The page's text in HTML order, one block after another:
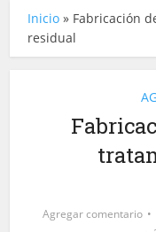
Inicio » Fabricación
residual
Agregar comentario